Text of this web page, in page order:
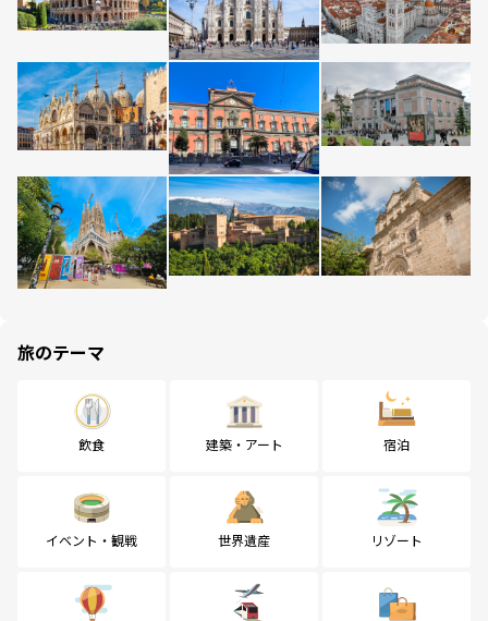
旅のテーマ
飲食 建築・アート 宿泊
イベント・観戦 世界遺産 リゾート